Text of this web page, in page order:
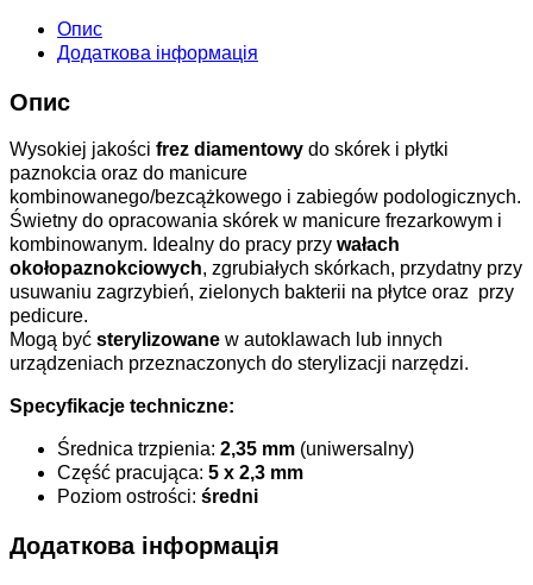
Опис
Додаткова інформація
Опис
Wysokiej jakości frez diamentowy do skórek i płytki
paznokcia oraz do manicure
kombinowanego/bezcążkowego i zabiegów podologicznych.
Świetny do opracowania skórek w manicure frezarkowym i
kombinowanym. Idealny do pracy przy wałach
okołopaznokciowych, zgrubiałych skórkach, przydatny przy
usuwaniu zagrzybień, zielonych bakterii na płytce oraz przy
pedicure.
Mogą być sterylizowane w autoklawach lub innych
urządzeniach przeznaczonych do sterylizacji narzędzi.
Specyfikacje techniczne:
Średnica trzpienia: 2,35 mm (uniwersalny)
Część pracująca: 5 x 2,3 mm
Poziom ostrości: średni
Додаткова інформація